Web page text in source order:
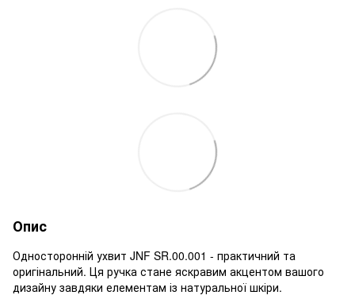
Опис
Односторонній ухвит JNF SR.00.001 - практичний та
оригінальний. Ця ручка стане яскравим акцентом вашого
дизайну завдяки елементам із натуральної шкіри.